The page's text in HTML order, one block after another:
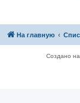
На главную
Создано